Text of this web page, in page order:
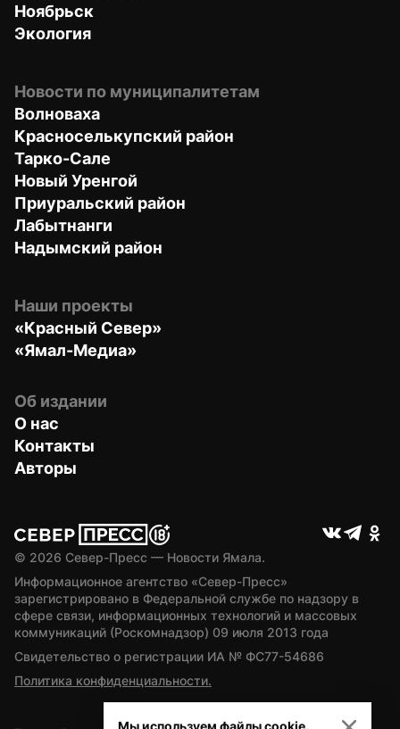
Ноябрьск
Экология
Новости по муниципалитетам
Волноваха
Красноселькупский район
Тарко-Сале
Новый Уренгой
Приуральский район
Лабытнанги
Надымский район
Наши проекты
«Красный Север»
«Ямал-Медиа»
Об издании
О нас
Контакты
Авторы
© 2026 Север-Пресс — Новости Ямала.
Информационное агентство «Север-Пресс»
зарегистрировано в Федеральной службе по надзору в
сфере связи, информационных технологий и массовых
коммуникаций (Роскомнадзор) 09 июля 2013 года
Свидетельство о регистрации ИА № ФС77-54686
Политика конфиденциальности.
Мы используем файлы cookie.